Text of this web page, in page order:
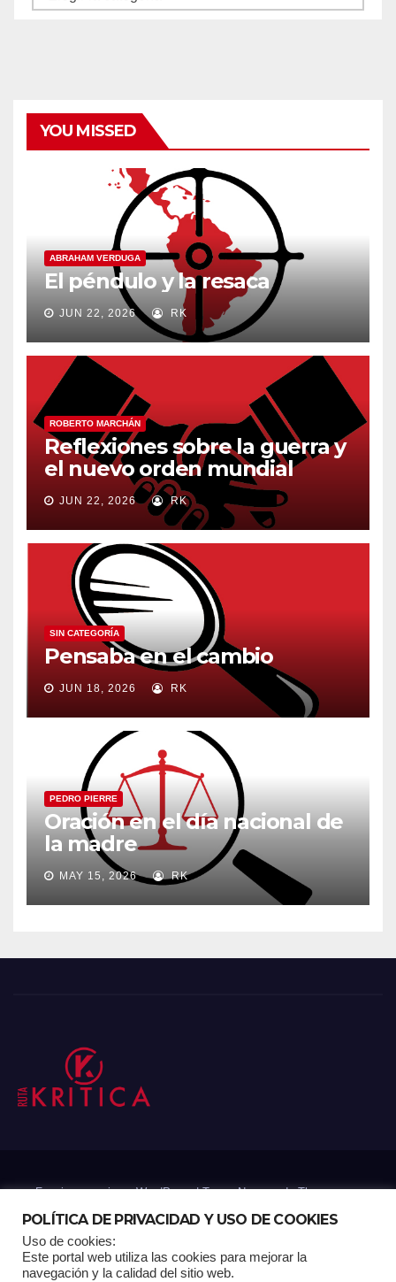
YOU MISSED
ABRAHAM VERDUGA
El péndulo y la resaca
JUN 22, 2026 RK
ROBERTO MARCHÁN
Reflexiones sobre la guerra y
el nuevo orden mundial
JUN 22, 2026 RK
SIN CATEGORÍA
Pensaba en el cambio
JUN 18, 2026 RK
PEDRO PIERRE
Oración en el día nacional de
la madre
MAY 15, 2026 RK
Funciona gracias a WordPress|Tema: Newsup deThemeansar
POLÍTICA DE PRIVACIDAD Y USO DE COOKIES
Uso de cookies:
Este portal web utiliza las cookies para mejorar la
navegación y la calidad del sitio web.